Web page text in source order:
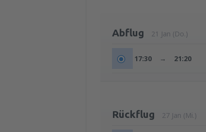
Abflug 21 Jan (Do.)
17:30 → 21:20
Rückflug 27 Jan (Mi.)